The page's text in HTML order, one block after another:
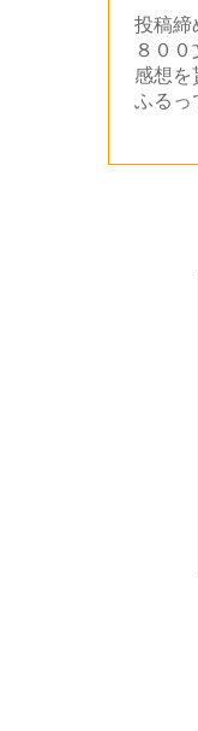
投稿締
８００
感想を
ふるっ